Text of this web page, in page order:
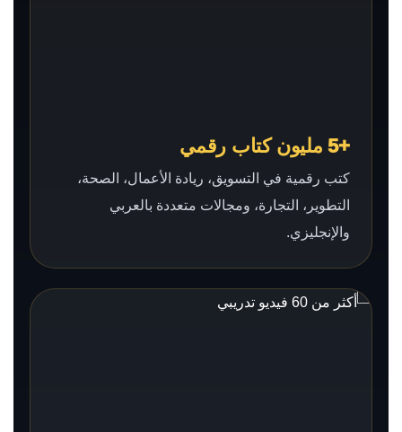
+5 مليون كتاب رقمي
كتب رقمية في التسويق، ريادة الأعمال، الصحة،
التطوير، التجارة، ومجالات متعددة بالعربي
والإنجليزي.